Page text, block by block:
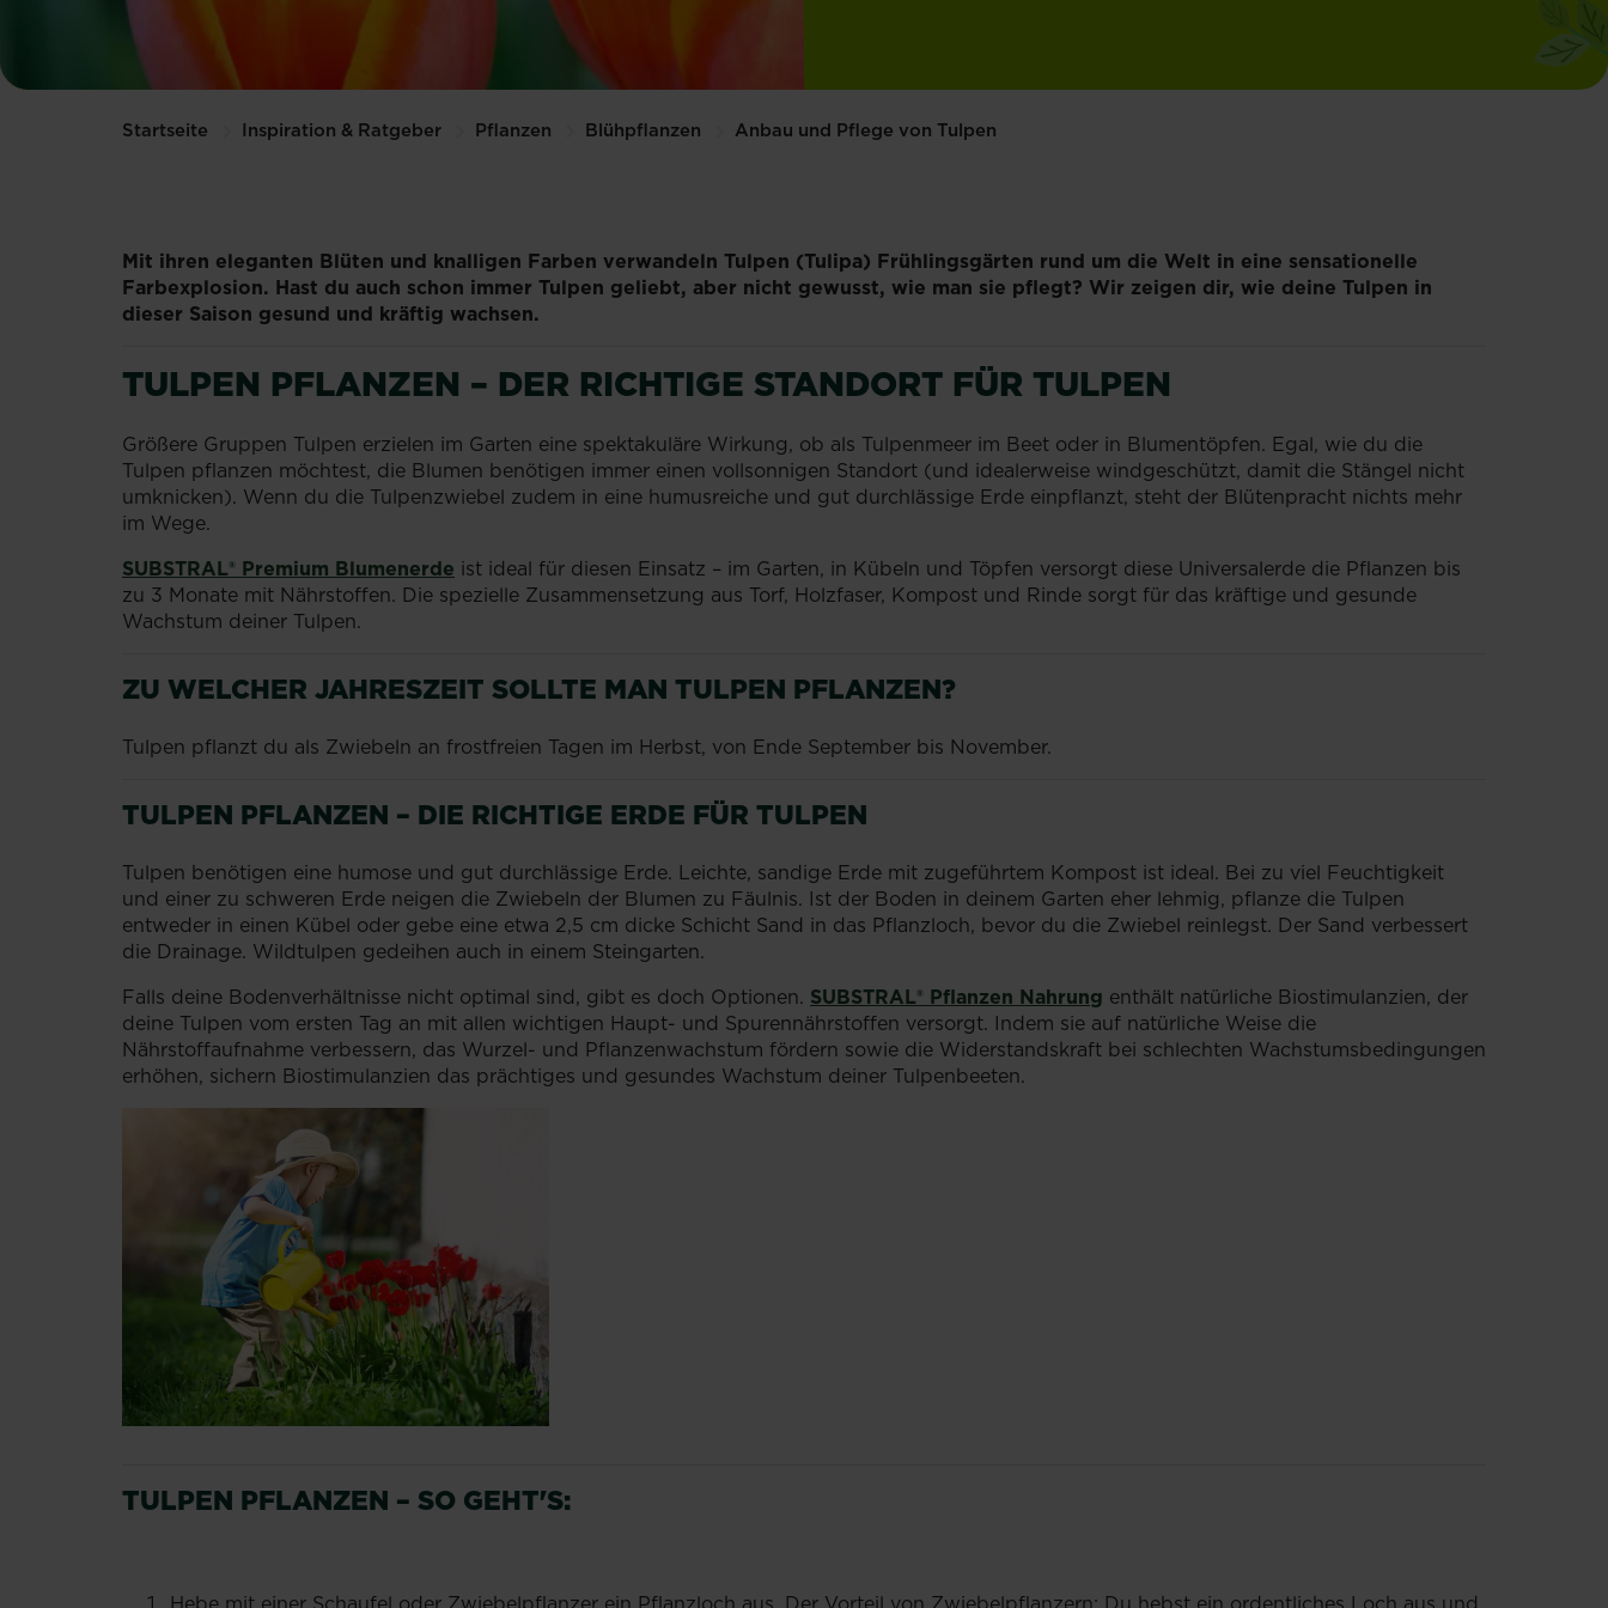
Startseite Inspiration & Ratgeber Pflanzen Blühpflanzen Anbau und Pflege von Tulpen
Mit ihren eleganten Blüten und knalligen Farben verwandeln Tulpen (Tulipa) Frühlingsgärten rund um die Welt in eine sensationelle
Farbexplosion. Hast du auch schon immer Tulpen geliebt, aber nicht gewusst, wie man sie pflegt? Wir zeigen dir, wie deine Tulpen in
dieser Saison gesund und kräftig wachsen.
TULPEN PFLANZEN – DER RICHTIGE STANDORT FÜR TULPEN
Größere Gruppen Tulpen erzielen im Garten eine spektakuläre Wirkung, ob als Tulpenmeer im Beet oder in Blumentöpfen. Egal, wie du die
Tulpen pflanzen möchtest, die Blumen benötigen immer einen vollsonnigen Standort (und idealerweise windgeschützt, damit die Stängel nicht
umknicken). Wenn du die Tulpenzwiebel zudem in eine humusreiche und gut durchlässige Erde einpflanzt, steht der Blütenpracht nichts mehr
im Wege.
SUBSTRAL®️ Premium Blumenerde ist ideal für diesen Einsatz – im Garten, in Kübeln und Töpfen versorgt diese Universalerde die Pflanzen bis
zu 3 Monate mit Nährstoffen. Die spezielle Zusammensetzung aus Torf, Holzfaser, Kompost und Rinde sorgt für das kräftige und gesunde
Wachstum deiner Tulpen.
ZU WELCHER JAHRESZEIT SOLLTE MAN TULPEN PFLANZEN?
Tulpen pflanzt du als Zwiebeln an frostfreien Tagen im Herbst, von Ende September bis November.
TULPEN PFLANZEN – DIE RICHTIGE ERDE FÜR TULPEN
Tulpen benötigen eine humose und gut durchlässige Erde. Leichte, sandige Erde mit zugeführtem Kompost ist ideal. Bei zu viel Feuchtigkeit
und einer zu schweren Erde neigen die Zwiebeln der Blumen zu Fäulnis. Ist der Boden in deinem Garten eher lehmig, pflanze die Tulpen
entweder in einen Kübel oder gebe eine etwa 2,5 cm dicke Schicht Sand in das Pflanzloch, bevor du die Zwiebel reinlegst. Der Sand verbessert
die Drainage. Wildtulpen gedeihen auch in einem Steingarten.
Falls deine Bodenverhältnisse nicht optimal sind, gibt es doch Optionen. SUBSTRAL®️ Pflanzen Nahrung enthält natürliche Biostimulanzien, der
deine Tulpen vom ersten Tag an mit allen wichtigen Haupt- und Spurennährstoffen versorgt. Indem sie auf natürliche Weise die
Nährstoffaufnahme verbessern, das Wurzel- und Pflanzenwachstum fördern sowie die Widerstandskraft bei schlechten Wachstumsbedingungen
erhöhen, sichern Biostimulanzien das prächtiges und gesundes Wachstum deiner Tulpenbeeten.
TULPEN PFLANZEN – SO GEHT'S: